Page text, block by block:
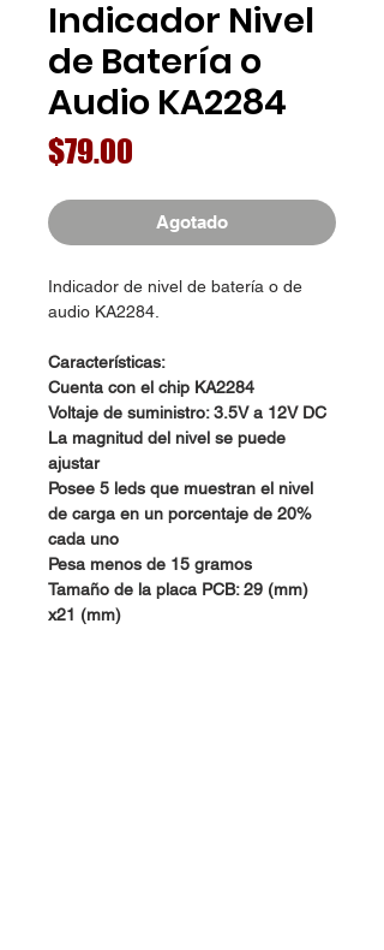
Indicador Nivel
de Batería o
Audio KA2284
$79.00
Agotado
Indicador de nivel de batería o de
audio KA2284.
Características:
Cuenta con el chip KA2284
Voltaje de suministro: 3.5V a 12V DC
La magnitud del nivel se puede
ajustar
Posee 5 leds que muestran el nivel
de carga en un porcentaje de 20%
cada uno
Pesa menos de 15 gramos
Tamaño de la placa PCB: 29 (mm)
x21 (mm)